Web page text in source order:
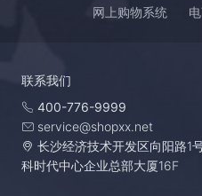
网上购物系统
联系我们
400-776-9999
service@shopxx.net
长沙经济技术开发区向阳路1
科时代中心企业总部大厦16F